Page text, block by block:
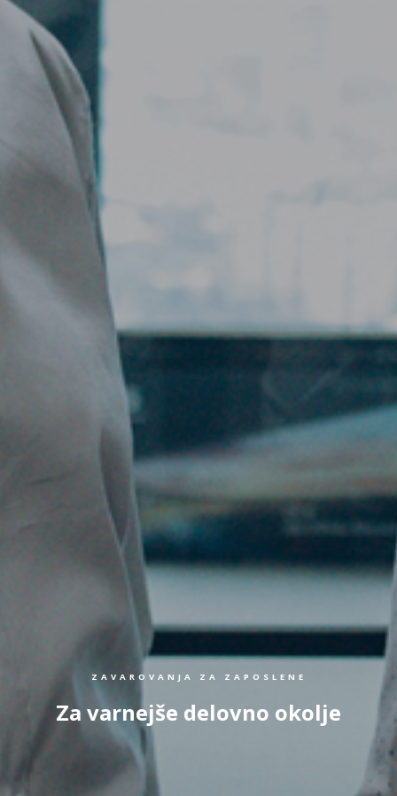
ZAVAROVANJA ZA ZAPOSLENE
Za varnejše delovno okolje